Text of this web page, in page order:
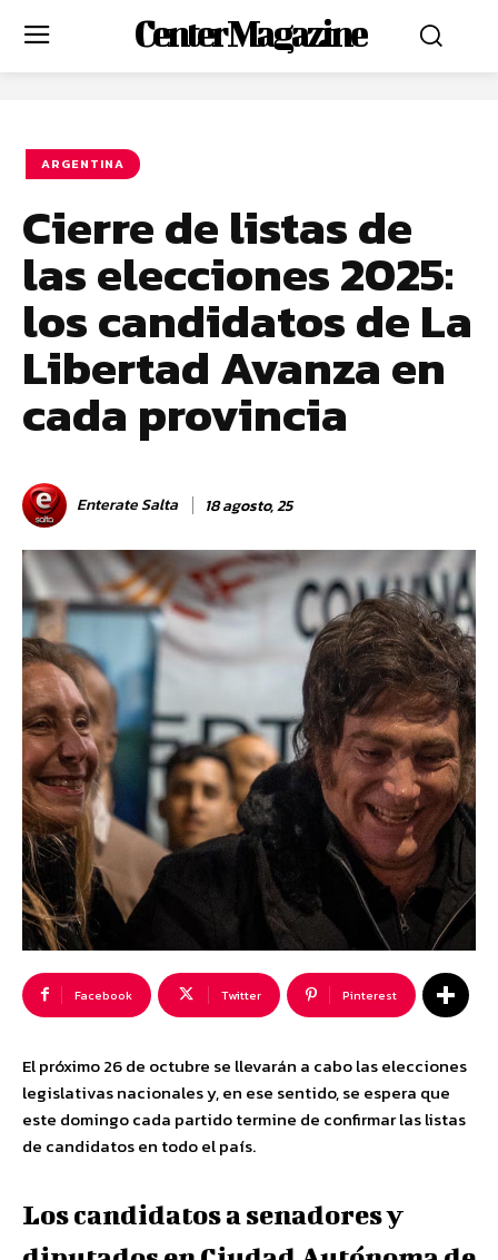
Center Magazine
ARGENTINA
Cierre de listas de
las elecciones 2025:
los candidatos de La
Libertad Avanza en
cada provincia
Enterate Salta 18 agosto, 25
Facebook Twitter Pinterest
El próximo 26 de octubre se llevarán a cabo las elecciones
legislativas nacionales y, en ese sentido, se espera que
este domingo cada partido termine de confirmar las listas
de candidatosen todo el país.
Los candidatos a senadores y